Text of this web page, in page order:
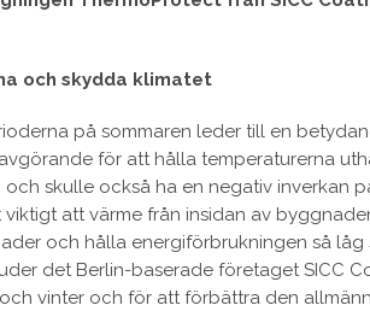
och skydda klimatet
på sommaren leder till en
för att hålla temperaturerna
skulle också ha en negativ inverkan
viktigt att värme från insidan av
och hålla energiförbrukningen så
det Berlin-baserade företaget SICC
vinter och för att förbättra den